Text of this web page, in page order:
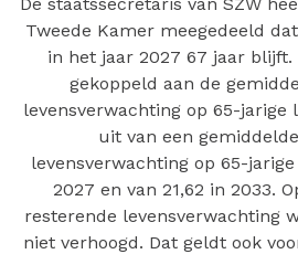
Tweede Kamer meegedeeld
in het jaar 2027 67 jaar blijft.
gekoppeld aan de
levensverwachting op 65-jarige
uit van een
levensverwachting op 65-
2027 en van 21,62 in 2033.
resterende levensverwachting
niet verhoogd. Dat geldt ook